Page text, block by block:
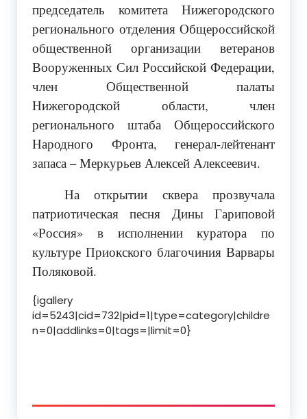
председатель комитета Нижегородского
регионального отделения Общероссийской
общественной организации ветеранов
Вооруженных Сил Российской Федерации,
член Общественной палаты
Нижегородской области, член
регионального штаба Общероссийского
Народного Фронта, генерал-лейтенант
запаса – Меркурьев Алексей Алексеевич.
На открытии сквера прозвучала
патриотическая песня Дины Гариповой
«Россия» в исполнении куратора по
культуре Приокского благочиния Варвары
Поляковой.
{igallery
id=5243|cid=732|pid=1|type=category|childre
n=0|addlinks=0|tags=|limit=0}